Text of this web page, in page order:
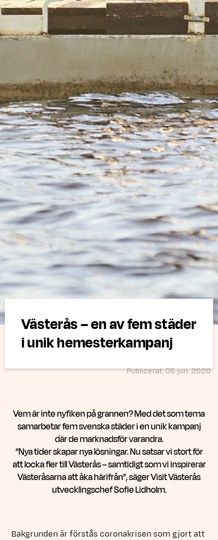
Västerås – en av fem städer
i unik hemesterkampanj
Publicerat: 05 jun. 2020
Vem är inte nyfiken på grannen? Med det som tema
samarbetar fem svenska städer i en unik kampanj
där de marknadsför varandra.
”Nya tider skapar nya lösningar. Nu satsar vi stort för
att locka fler till Västerås – samtidigt som vi inspirerar
Västeråsarna att åka härifrån”, säger Visit Västerås
utvecklingschef Sofie Lidholm.
Bakgrunden är förstås coronakrisen som gjort att